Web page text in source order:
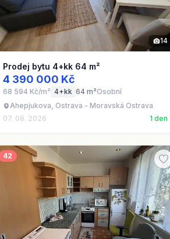
14
Prodej bytu 4+kk 64 m²
4 390 000 Kč
68 594 Kč/m² 4+kk 64 m²Osobní
Ahepjukova, Ostrava - Moravská Ostrava
07. 08. 2026
1 den
42